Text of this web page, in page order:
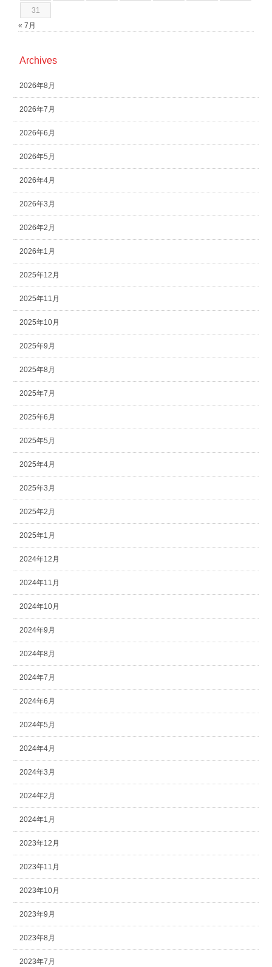
31
« 7月
Archives
2026年8月
2026年7月
2026年6月
2026年5月
2026年4月
2026年3月
2026年2月
2026年1月
2025年12月
2025年11月
2025年10月
2025年9月
2025年8月
2025年7月
2025年6月
2025年5月
2025年4月
2025年3月
2025年2月
2025年1月
2024年12月
2024年11月
2024年10月
2024年9月
2024年8月
2024年7月
2024年6月
2024年5月
2024年4月
2024年3月
2024年2月
2024年1月
2023年12月
2023年11月
2023年10月
2023年9月
2023年8月
2023年7月